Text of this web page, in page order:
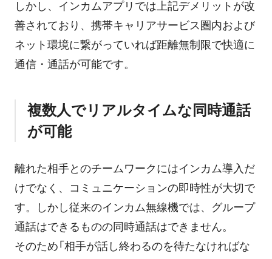
しかし、インカムアプリでは上記デメリットが改
善されており、携帯キャリアサービス圏内および
ネット環境に繋がっていれば距離無制限で快適に
通信・通話が可能です。
複数人でリアルタイムな同時通話
が可能
離れた相手とのチームワークにはインカム導入だ
けでなく、コミュニケーションの即時性が大切で
す。しかし従来のインカム無線機では、グループ
通話はできるものの同時通話はできません。
そのため「相手が話し終わるのを待たなければな